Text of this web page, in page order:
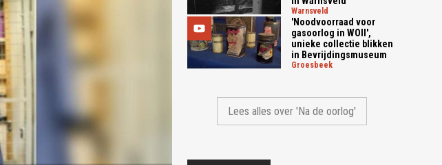
warnsveld
'Noodvoorraad voor
gasoorlog in WOII',
unieke collectie blikken
in Bevrijdingsmuseum
groesbeek
Lees alles over 'Na de oorlog'